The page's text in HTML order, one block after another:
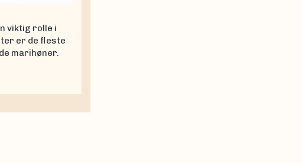
viktig rolle i
er de fleste
marihøner.